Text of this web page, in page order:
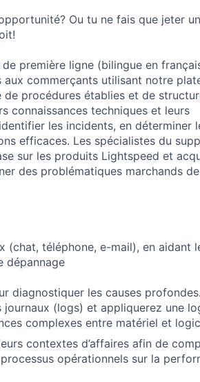
Ou tu ne fais que jeter
de première ligne (bilingue en
commerçants utilisant notre
procédures établies et de
connaissances techniques et leurs
les incidents, en déterminer
efficaces. Les spécialistes du
sur les produits Lightspeed et
des problématiques marchands
(chat, téléphone, e-mail), en aidant
dépannage
diagnostiquer les causes
(logs) et appliquerez une
complexes entre matériel et
contextes d’affaires afin de
opérationnels sur la